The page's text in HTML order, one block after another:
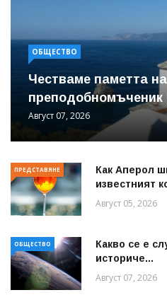
ОБЩЕСТВО
Честваме паметта на
преподобномъченик
Август 07, 2026
ПРЕДСТАВЯНЕ
Как Аперол
известният
Август 05, 2026
ОБЩЕСТВО
Какво се е
историче...
Август 07, 2026